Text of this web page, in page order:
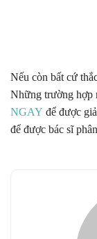
Nếu còn bất cứ
Những trường hợp
NGAY để được
để được bác sĩ